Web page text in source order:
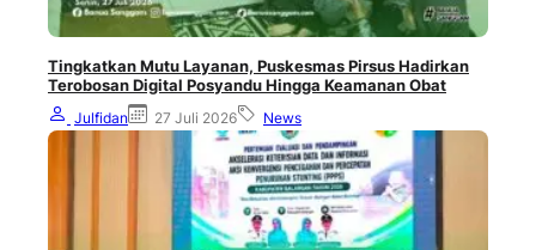
Tingkatkan Mutu Layanan, Puskesmas Pirsus Hadirkan
Terobosan Digital Posyandu Hingga Keamanan Obat
Julfidan 27 Juli 2026 News